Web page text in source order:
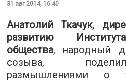
31 авг 2014, 16:40
Анатолий Ткачук,
развитию
общества, народный
созыва,
размышлениями о